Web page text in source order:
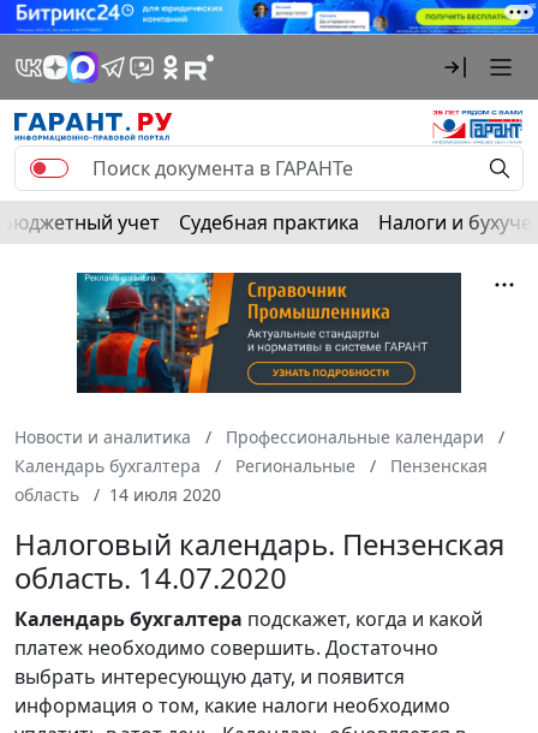
Бюджетный учет Судебная практика Налоги и
Новости и аналитика
Профессиональные календари
Календарь бухгалтера
Региональные
Пензенская
область
14 июля 2020
Налоговый календарь. Пензенская
область. 14.07.2020
Календарьбухгалтера подскажет, когда и какой
платеж необходимо совершить. Достаточно
выбрать интересующую дату, и появится
информация о том, какие налоги необходимо